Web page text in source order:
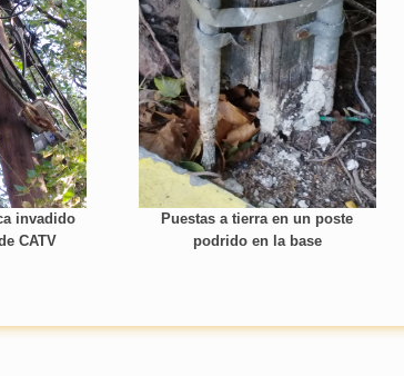
invadido
CATV
Puestas a tierra en un poste
podrido en la base